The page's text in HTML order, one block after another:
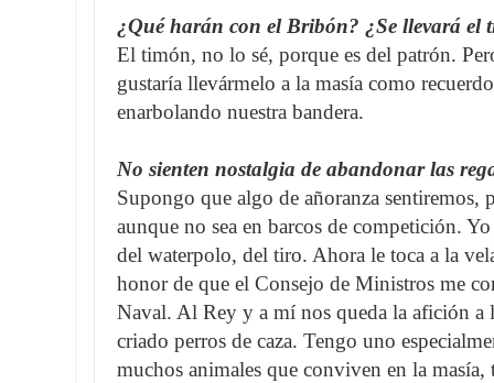
¿Qué harán con el Bribón? ¿Se llevará el
El timón, no lo sé, porque es del patrón.
gustaría llevármelo a la masía como
enarbolando nuestra bandera.
No sienten nostalgia de abandonar las
Supongo que algo de añoranza sentiremos,
aunque no sea en barcos de competición.
del waterpolo, del tiro. Ahora le toca a la
honor de que el Consejo de Ministros me
Naval. Al Rey y a mí nos queda la afición a
criado perros de caza. Tengo uno
muchos animales que conviven en la